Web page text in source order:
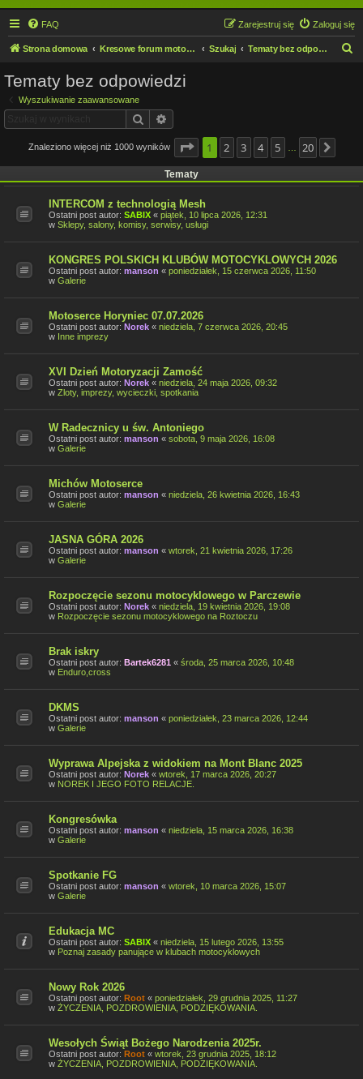
FAQ Zaloguj się
Zarejestruj się
Strona domowa Kresowe forum motocyklowe Szukaj Tematy bez odpowiedzi
Tematy bez odpowiedzi
Wyszukiwanie zaawansowane
Szukaj
Znaleziono więcej niż 1000 wyników Strona1 z20
1 2 3 4 5 20
Tematy
INTERCOM z technologią Mesh
Ostatni post autor: SABIX « piątek, 10 lipca 2026, 12:31
w Sklepy, salony, komisy, serwisy, usługi
KONGRES POLSKICH KLUBÓW MOTOCYKLOWYCH 2026
Ostatni post autor: manson « poniedziałek, 15 czerwca 2026, 11:50
w Galerie
Motoserce Horyniec 07.07.2026
Ostatni post autor: Norek « niedziela, 7 czerwca 2026, 20:45
w Inne imprezy
XVI Dzień Motoryzacji Zamość
Ostatni post autor: Norek « niedziela, 24 maja 2026, 09:32
w Zloty, imprezy, wycieczki, spotkania
W Radecznicy u św. Antoniego
Ostatni post autor: manson « sobota, 9 maja 2026, 16:08
w Galerie
Michów Motoserce
Ostatni post autor: manson « niedziela, 26 kwietnia 2026, 16:43
w Galerie
JASNA GÓRA 2026
Ostatni post autor: manson « wtorek, 21 kwietnia 2026, 17:26
w Galerie
Rozpoczęcie sezonu motocyklowego w Parczewie
Ostatni post autor: Norek « niedziela, 19 kwietnia 2026, 19:08
w Rozpoczęcie sezonu motocyklowego na Roztoczu
Brak iskry
Ostatni post autor: Bartek6281 « środa, 25 marca 2026, 10:48
w Enduro,cross
DKMS
Ostatni post autor: manson « poniedziałek, 23 marca 2026, 12:44
w Galerie
Wyprawa Alpejska z widokiem na Mont Blanc 2025
Ostatni post autor: Norek « wtorek, 17 marca 2026, 20:27
w NOREK I JEGO FOTO RELACJE.
Kongresówka
Ostatni post autor: manson « niedziela, 15 marca 2026, 16:38
w Galerie
Spotkanie FG
Ostatni post autor: manson « wtorek, 10 marca 2026, 15:07
w Galerie
Edukacja MC
Ostatni post autor: SABIX « niedziela, 15 lutego 2026, 13:55
w Poznaj zasady panujące w klubach motocyklowych
Nowy Rok 2026
Ostatni post autor: Root « poniedziałek, 29 grudnia 2025, 11:27
w ŻYCZENIA, POZDROWIENIA, PODZIĘKOWANIA.
Wesołych Świąt Bożego Narodzenia 2025r.
Ostatni post autor: Root « wtorek, 23 grudnia 2025, 18:12
w ŻYCZENIA, POZDROWIENIA, PODZIĘKOWANIA.